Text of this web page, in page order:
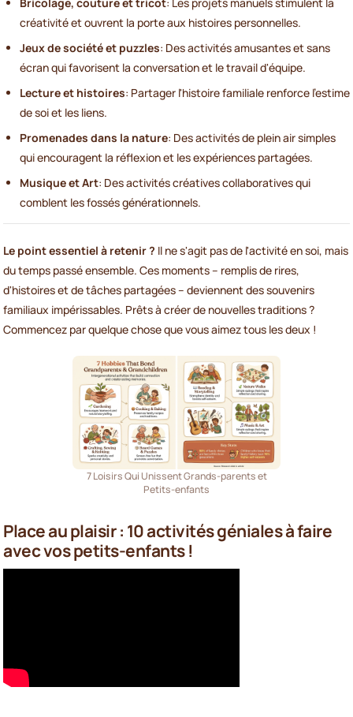
créativité et ouvrent la porte aux histoires personnelles.
Jeux de société et puzzles: Des activités amusantes et sans
écran qui favorisent la conversation et le travail d'équipe.
Lecture et histoires: Partager l'histoire familiale renforce l'estime
de soi et les liens.
Promenades dans la nature: Des activités de plein air simples
qui encouragent la réflexion et les expériences partagées.
Musique et Art: Des activités créatives collaboratives qui
comblent les fossés générationnels.
Le point essentiel à retenir ? Il ne s'agit pas de l'activité en soi, mais
du temps passé ensemble. Ces moments – remplis de rires,
d'histoires et de tâches partagées – deviennent des souvenirs
familiaux impérissables. Prêts à créer de nouvelles traditions ?
Commencez par quelque chose que vous aimez tous les deux !
7 Loisirs Qui Unissent Grands-parents et
Petits-enfants
Place au plaisir : 10 activités géniales à faire
avec vos petits-enfants !